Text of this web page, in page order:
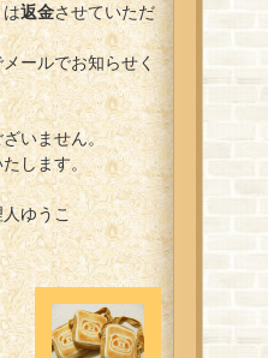
は返金させていただ
ールでお知らせく
いません。
します。
こ